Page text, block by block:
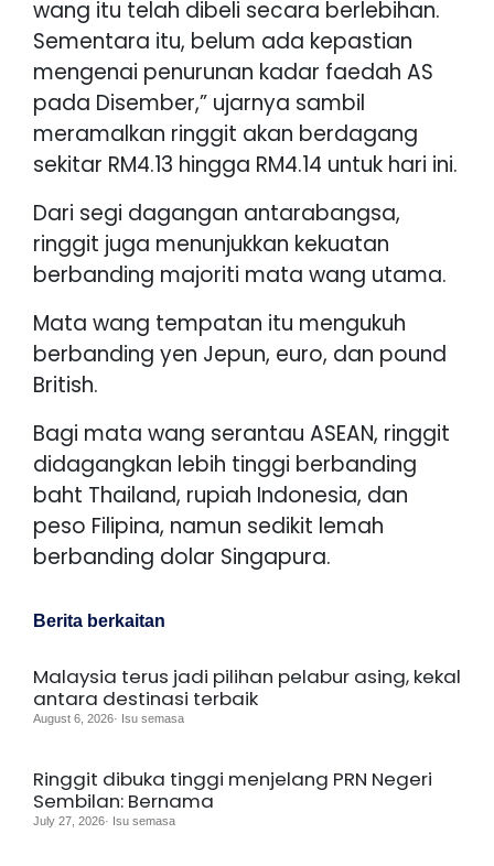
wang itu telah dibeli secara berlebihan.
Sementara itu, belum ada kepastian
mengenai penurunan kadar faedah AS
pada Disember,” ujarnya sambil
meramalkan ringgit akan berdagang
sekitar RM4.13 hingga RM4.14 untuk hari ini.
Dari segi dagangan antarabangsa,
ringgit juga menunjukkan kekuatan
berbanding majoriti mata wang utama.
Mata wang tempatan itu mengukuh
berbanding yen Jepun, euro, dan pound
British.
Bagi mata wang serantau ASEAN, ringgit
didagangkan lebih tinggi berbanding
baht Thailand, rupiah Indonesia, dan
peso Filipina, namun sedikit lemah
berbanding dolar Singapura.
Berita berkaitan
Malaysia terus jadi pilihan pelabur asing, kekal
antara destinasi terbaik
August 6, 2026· Isu semasa
Ringgit dibuka tinggi menjelang PRN Negeri
Sembilan: Bernama
July 27, 2026· Isu semasa